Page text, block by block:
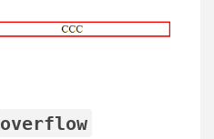
overflow